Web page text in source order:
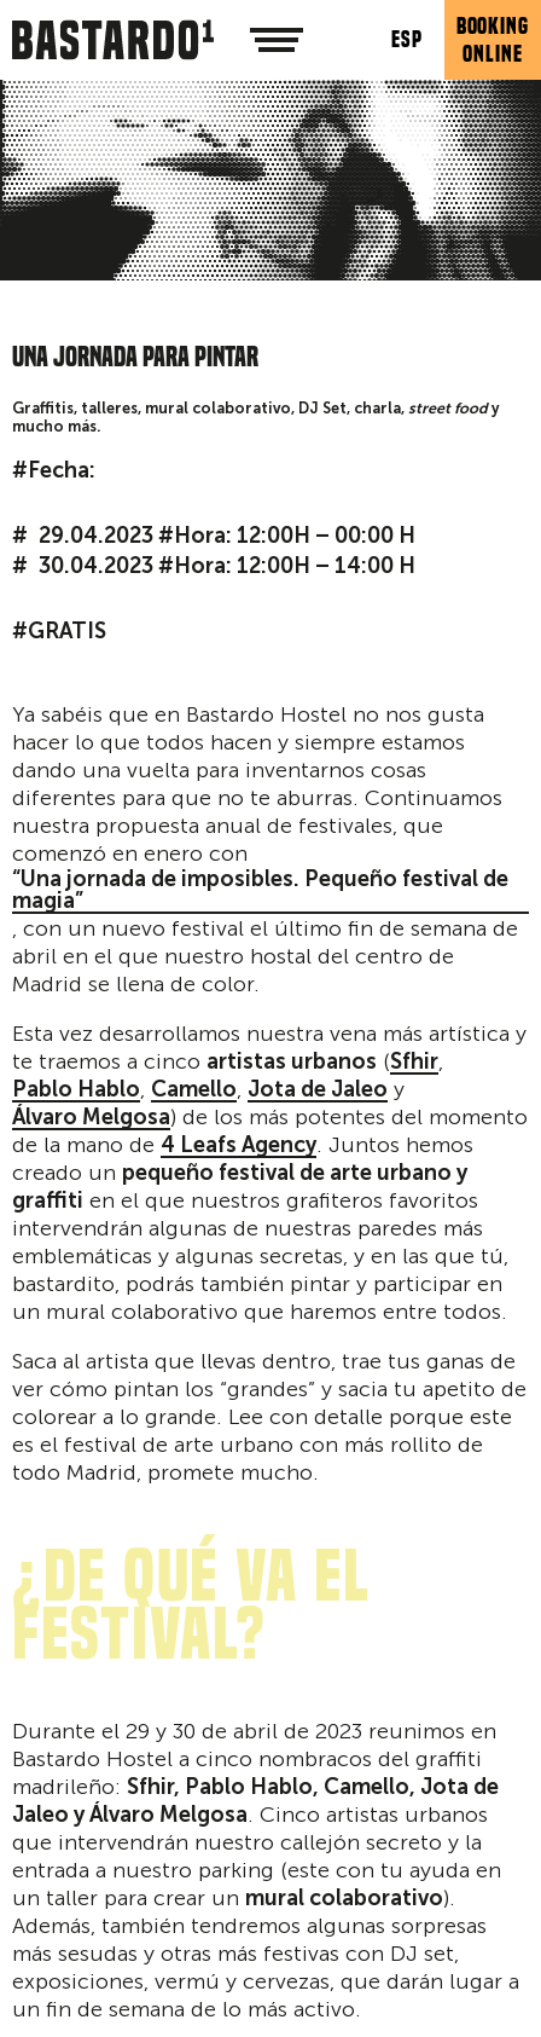
ESP
BOOKING
ONLINE
UNA JORNADA PARA PINTAR
Graffitis, talleres, mural colaborativo, DJ Set, charla, street foody
mucho más.
#Fecha:
29.04.2023 #Hora: 12:00H – 00:00 H
30.04.2023 #Hora: 12:00H – 14:00 H
#GRATIS
Ya sabéis que en Bastardo Hostel no nos gusta
hacer lo que todos hacen y siempre estamos
dando una vuelta para inventarnos cosas
diferentes para que no te aburras. Continuamos
nuestra propuesta anual de festivales, que
comenzó en enero con
“Una jornada de imposibles. Pequeño festival de
magia”
, con un nuevo festival el último fin de semana de
abril en el que nuestro hostal del centro de
Madrid se llena de color.
Esta vez desarrollamos nuestra vena más artística y
te traemos a cinco artistas urbanos (Sfhir,
Pablo Hablo, Camello, Jota de Jaleo y
Álvaro Melgosa) de los más potentes del momento
de la mano de 4 Leafs Agency. Juntos hemos
creado un pequeño festival de arte urbano y
graffiti en el que nuestros grafiteros favoritos
intervendrán algunas de nuestras paredes más
emblemáticas y algunas secretas, y en las que tú,
bastardito, podrás también pintar y participar en
un mural colaborativo que haremos entre todos.
Saca al artista que llevas dentro, trae tus ganas de
ver cómo pintan los “grandes” y sacia tu apetito de
colorear a lo grande. Lee con detalle porque este
es el festival de arte urbano con más rollito de
todo Madrid, promete mucho.
¿DE QUÉ VA EL
FESTIVAL?
Durante el 29 y 30 de abril de 2023 reunimos en
Bastardo Hostel a cinco nombracos del graffiti
madrileño: Sfhir, Pablo Hablo, Camello, Jota de
Jaleo y Álvaro Melgosa. Cinco artistas urbanos
que intervendrán nuestro callejón secreto y la
entrada a nuestro parking (este con tu ayuda en
un taller para crear un mural colaborativo).
Además, también tendremos algunas sorpresas
más sesudas y otras más festivas con DJ set,
exposiciones, vermú y cervezas, que darán lugar a
un fin de semana de lo más activo.